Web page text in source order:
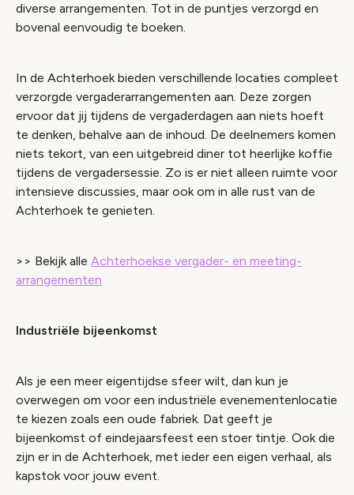
diverse arrangementen. Tot in de puntjes verzorgd en
bovenal eenvoudig te boeken.
In de Achterhoek bieden verschillende locaties compleet
verzorgde vergaderarrangementen aan. Deze zorgen
ervoor dat jij tijdens de vergaderdagen aan niets hoeft
te denken, behalve aan de inhoud. De deelnemers komen
niets tekort, van een uitgebreid diner tot heerlijke koffie
tijdens de vergadersessie. Zo is er niet alleen ruimte voor
intensieve discussies, maar ook om in alle rust van de
Achterhoek te genieten.
>> Bekijk alle Achterhoekse vergader- en meeting-
arrangementen
Industriële bijeenkomst
Als je een meer eigentijdse sfeer wilt, dan kun je
overwegen om voor een industriële evenementenlocatie
te kiezen zoals een oude fabriek. Dat geeft je
bijeenkomst of eindejaarsfeest een stoer tintje. Ook die
zijn er in de Achterhoek, met ieder een eigen verhaal, als
kapstok voor jouw event.